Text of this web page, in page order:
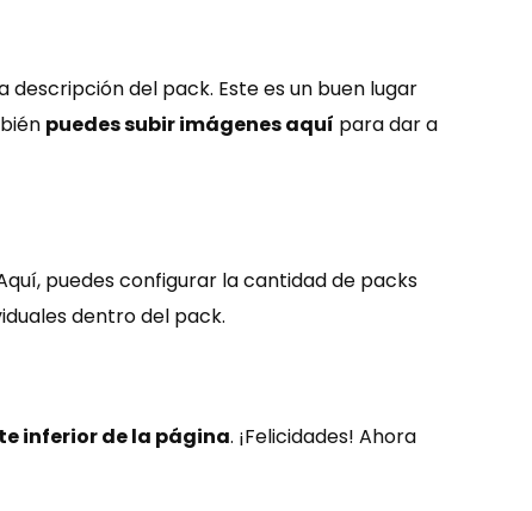
descripción del pack. Este es un buen lugar
puedes subir imágenes aquí para dar a
puedes configurar la cantidad de packs
dentro del pack​​.
inferior de la página. ¡Felicidades! Ahora